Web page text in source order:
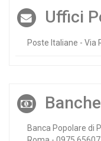
Uffici
Poste Italiane - Via
Banche
Banca Popolare di